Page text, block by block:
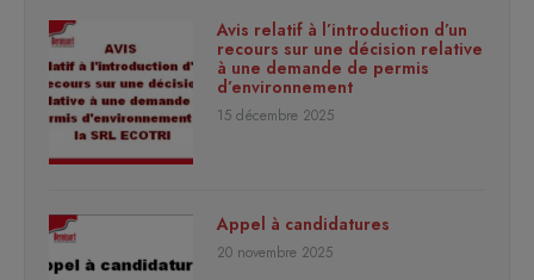
Avis relatif à l’introduction d’un
recours sur une décision relative
à une demande de permis
d’environnement
15 décembre 2025
Appel à candidatures
20 novembre 2025